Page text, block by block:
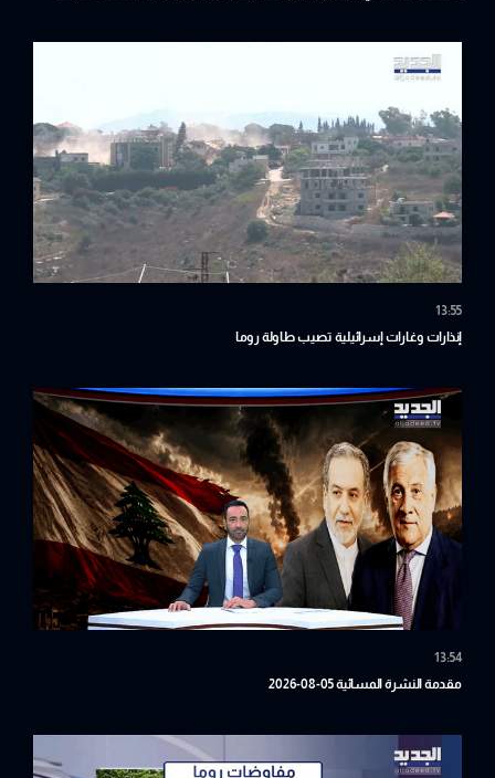
13:55
إنذارات وغارات إسرائيلية تصيب طاولة روما
13:54
مقدمة النشرة المسائية 05-08-2026